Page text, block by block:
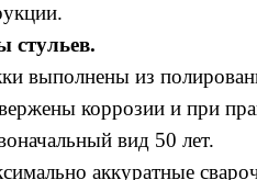
стульев.
выполнены из
коррозии и при
вид 50 лет.
аккуратные